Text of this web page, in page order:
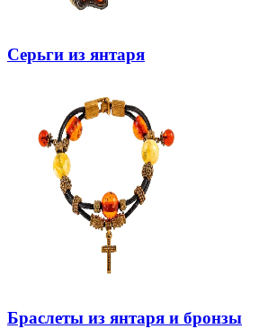
Серьги из янтаря
Браслеты из янтаря и бронзы